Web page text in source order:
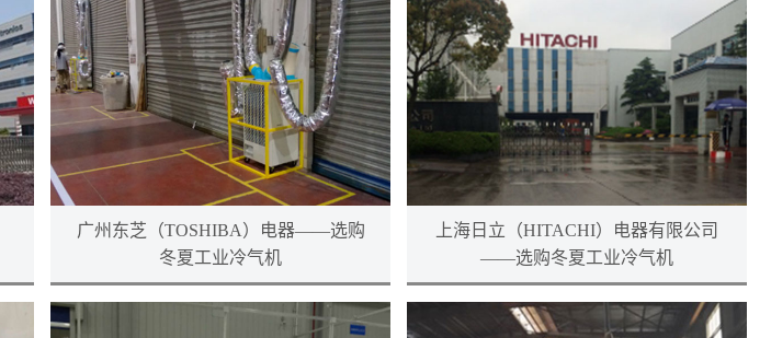
广州东芝（TOSHIBA）电器——选购
冬夏工业冷气机
上海日立（HITACHI）电器有限公司
——选购冬夏工业冷气机